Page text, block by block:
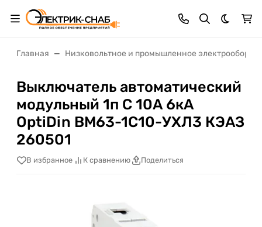
Темная
Главная Низковольтное и промышленное
Выключатель автоматический
модульный 1п C 10А 6кА
OptiDin BM63-1C10-УХЛ3 КЭАЗ
260501
В избранное К сравнению Поделиться